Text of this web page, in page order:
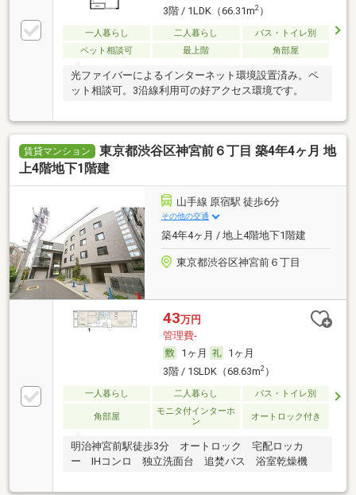
3階 / 1LDK（66.31m2）
一人暮らし 二人暮らし
バス・トイレ別
ペット相談可
最上階 角部屋
光ファイバーによるインターネット環境設置済み。ペ
ット相談可。3沿線利用可の好アクセス環境です。
賃貸マンション
東京都渋谷区神宮前６丁目 築4年4ヶ月 地
上4階地下1階建
山手線 原宿駅 徒歩6分
その他の交通
築4年4ヶ月 / 地上4階地下1階建
東京都渋谷区神宮前６丁目
43万円
管理費-
1ヶ月
1ヶ月
3階 / 1SLDK（68.63m2）
一人暮らし 二人暮らし バス・トイレ別
角部屋
モニタ付インターホ
ン
オートロック付き
明治神宮前駅徒歩3分 オートロック 宅配ロッカ
ー IHコンロ 独立洗面台 追焚バス 浴室乾燥機